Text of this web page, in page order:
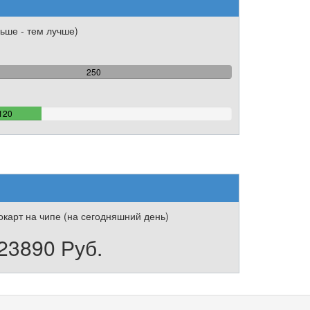
- тем лучше)
250
100%
на чипе (на сегодняшний день)
Руб.